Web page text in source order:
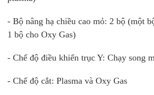
- Bộ nâng hạ chiều cao mỏ: 2 bộ (một
1 bộ cho Oxy Gas)
- Chế độ điều khiển trục Y: Chạy song
- Chế độ cắt: Plasma và Oxy Gas